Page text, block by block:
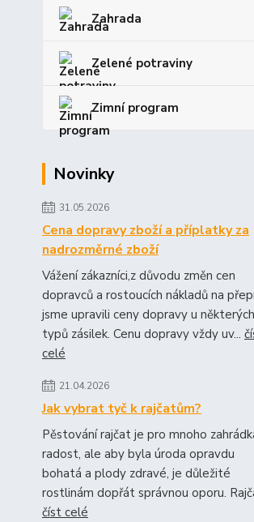
Zahrada
Zelené potraviny
Zimní program
Novinky
31.05.2026
Cena dopravy zboží a příplatky za
nadrozměrné zboží
Vážení zákazníci,z důvodu změn cen
dopravců a rostoucích nákladů na
jsme upravili ceny dopravy u některých
typů zásilek. Cenu dopravy vždy uv...
celé
21.04.2026
Jak vybrat tyč k rajčatům?
Pěstování rajčat je pro mnoho
radost, ale aby byla úroda opravdu
bohatá a plody zdravé, je důležité
rostlinám dopřát správnou oporu.
číst celé